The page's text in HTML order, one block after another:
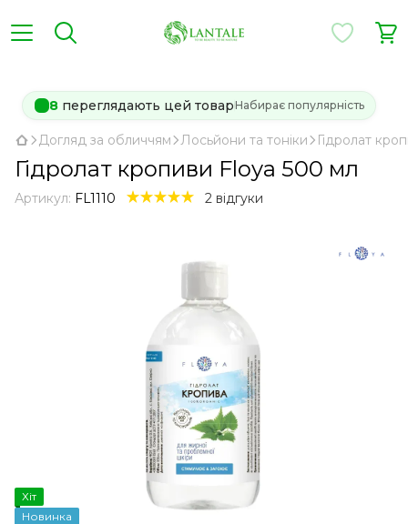
8 переглядають цей товарНабирає популярність
Догляд за обличчям Лосьйони та тоніки Гідролат
Гідролат кропиви Floya 500 мл
Артикул: FL1110 2 відгуки
Хіт
Новинка